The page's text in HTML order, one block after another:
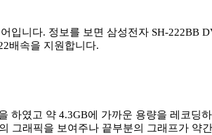
입니다. 정보를 보면 삼성전자 SH-222BB
배속을 지원합니다.
하였고 약 4.3GB에 가까운 용량을 레코딩
그래픽을 보여주나 끝부분의 그래프가 약